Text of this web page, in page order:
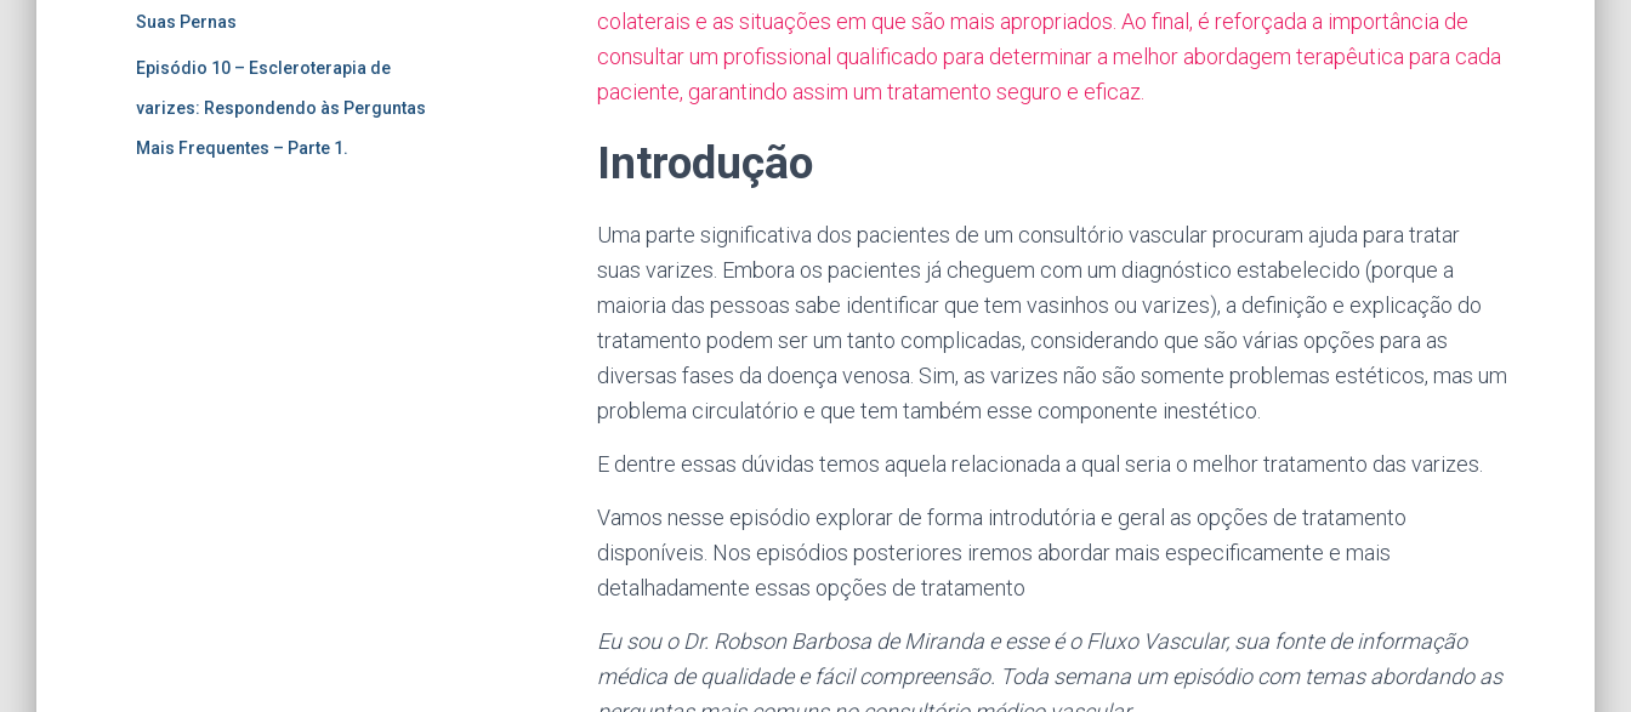
Suas Pernas
Episódio 10 – Escleroterapia de
varizes: Respondendo às Perguntas
Mais Frequentes – Parte 1.
colaterais e as situações em que são mais apropriados. Ao final, é reforçada a importância de
consultar um profissional qualificado para determinar a melhor abordagem terapêutica para cada
paciente, garantindo assim um tratamento seguro e eficaz.
Introdução
Uma parte significativa dos pacientes de um consultório vascular procuram ajuda para tratar
suas varizes. Embora os pacientes já cheguem com um diagnóstico estabelecido (porque a
maioria das pessoas sabe identificar que tem vasinhos ou varizes), a definição e explicação do
tratamento podem ser um tanto complicadas, considerando que são várias opções para as
diversas fases da doença venosa. Sim, as varizes não são somente problemas estéticos, mas um
problema circulatório e que tem também esse componente inestético.
E dentre essas dúvidas temos aquela relacionada a qual seria o melhor tratamento das varizes.
Vamos nesse episódio explorar de forma introdutória e geral as opções de tratamento
disponíveis. Nos episódios posteriores iremos abordar mais especificamente e mais
detalhadamente essas opções de tratamento
Eu sou o Dr. Robson Barbosa de Miranda e esse é o Fluxo Vascular, sua fonte de informação
médica de qualidade e fácil compreensão. Toda semana um episódio com temas abordando as